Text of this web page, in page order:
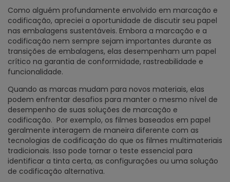
Como alguém profundamente envolvido em marcação e
codificação, apreciei a oportunidade de discutir seu papel
nas embalagens sustentáveis. Embora a marcação e a
codificação nem sempre sejam importantes durante as
transições de embalagens, elas desempenham um papel
crítico na garantia de conformidade, rastreabilidade e
funcionalidade.
Quando as marcas mudam para novos materiais, elas
podem enfrentar desafios para manter o mesmo nível de
desempenho de suas soluções de marcação e
codificação. Por exemplo, os filmes baseados em papel
geralmente interagem de maneira diferente com as
tecnologias de codificação do que os filmes multimateriais
tradicionais. Isso pode tornar o teste essencial para
identificar a tinta certa, as configurações ou uma solução
de codificação alternativa.